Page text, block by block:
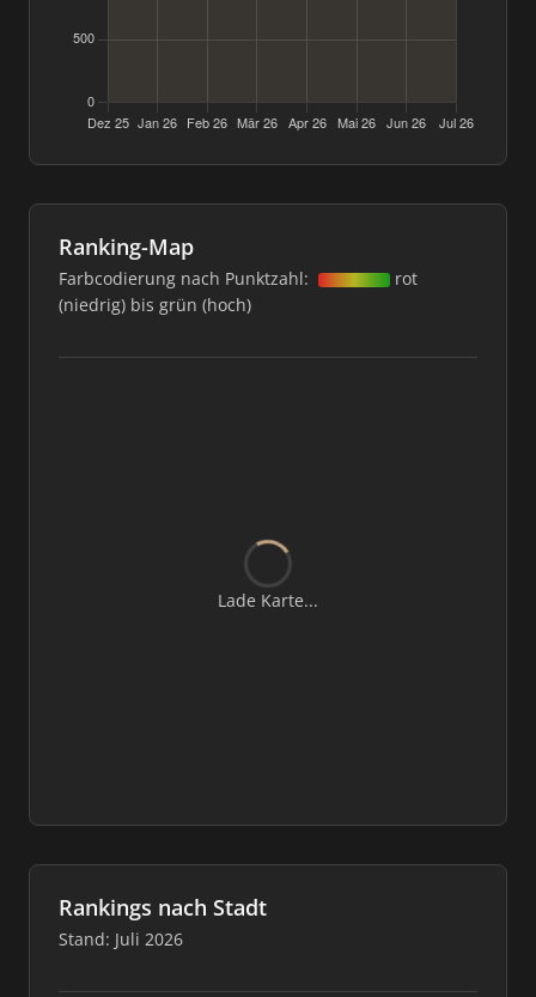
Ranking-Map
Farbcodierung nach Punktzahl:
rot
(niedrig) bis grün (hoch)
Lade Karte...
Rankings nach Stadt
Stand: Juli 2026